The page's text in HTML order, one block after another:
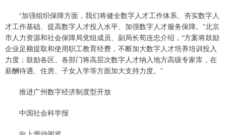
“加强组织保障方面，我们将健全数字人才工作体系、夯实数字人
才工作基础、提高数字人才投入水平、加强数字人才服务保障。”北京
市人力资源和社会保障局党组成员、副局长荀连忠介绍，“方案将鼓励
企业足额提取和使用职工教育经费，不断加大数字人才培养培训投入
力度；鼓励各区、各部门将高层次数字人才纳入地方高级专家库，在
薪酬待遇、住房、子女入学等方面加大支持力度。”
推进广州数字经济制度型开放
中国社会科学报